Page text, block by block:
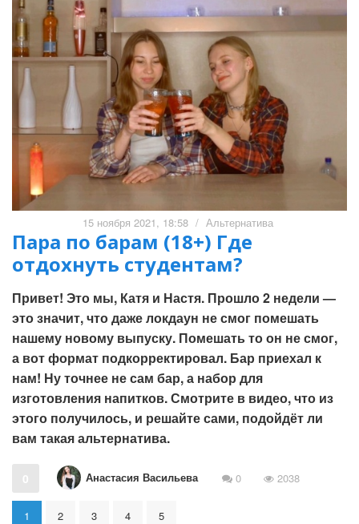
15 ноября 2021, 18:58 / Альтернатива
Пара по барам (18+) Где
отдохнуть студентам?
Привет! Это мы, Катя и Настя. Прошло 2 недели —
это значит, что даже локдаун не смог помешать
нашему новому выпуску. Помешать то он не смог,
а вот формат подкорректировал. Бар приехал к
нам! Ну точнее не сам бар, а набор для
изготовления напитков. Смотрите в видео, что из
этого получилось, и решайте сами, подойдёт ли
вам такая альтернатива.
0 Анастасия Васильева 0 2038
1 2 3 4 5